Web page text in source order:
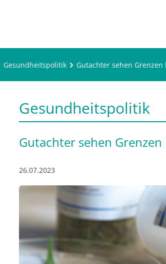
Gesundheitspolitik Gutachter sehen
Gesundheitspolitik
Gutachter sehen
26.07.2023